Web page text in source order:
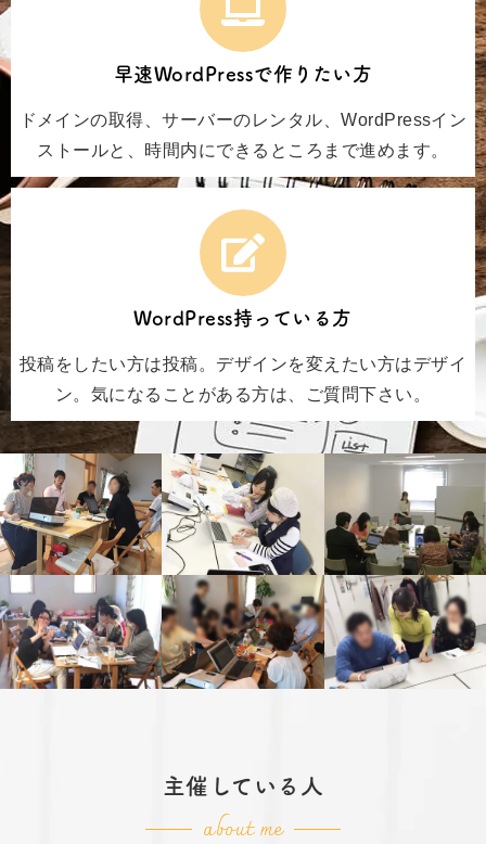
早速WordPressで作りたい方
ドメインの取得、サーバーのレンタル、WordPressイン
ストールと、時間内にできるところまで進めます。
WordPress持っている方
投稿をしたい方は投稿。デザインを変えたい方はデザイ
ン。気になることがある方は、ご質問下さい。
主催している人
about me